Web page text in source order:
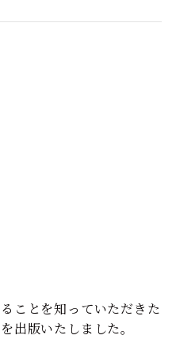
ことを知っていただきた
出版いたしました。